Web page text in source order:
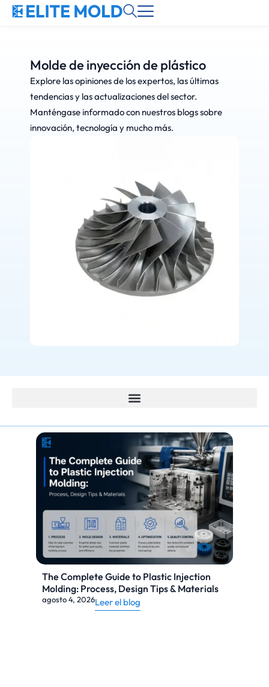
Molde de inyección de plástico
Explore las opiniones de los expertos, las últimas
tendencias y las actualizaciones del sector.
Manténgase informado con nuestros blogs sobre
innovación, tecnología y mucho más.
The Complete Guide to Plastic Injection
Molding: Process, Design Tips & Materials
agosto 4, 2026Leer el blog